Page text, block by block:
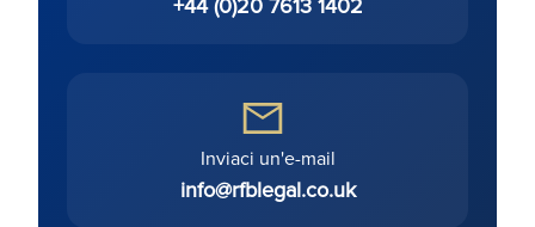
Inviaci un'e-mail
info@rfblegal.co.uk